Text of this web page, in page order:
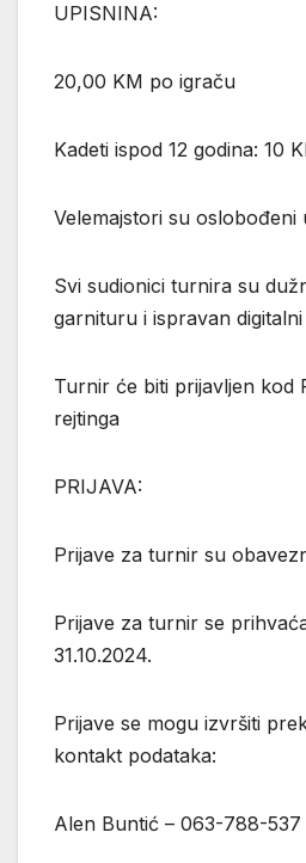
UPISNINA:
20,00 KM po igraču
Kadeti ispod 12 godina: 10
Velemajstori su oslobođeni
Svi sudionici turnira su
garnituru i ispravan
Turnir će biti prijavljen kod
rejtinga
PRIJAVA:
Prijave za turnir su
Prijave za turnir se
31.10.2024.
Prijave se mogu izvršiti
kontakt podataka:
Alen Buntić – 063-788-537